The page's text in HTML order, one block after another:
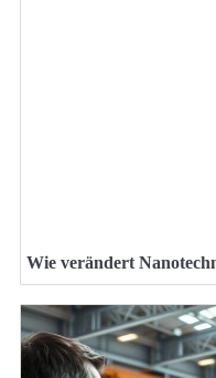
Wie verändert